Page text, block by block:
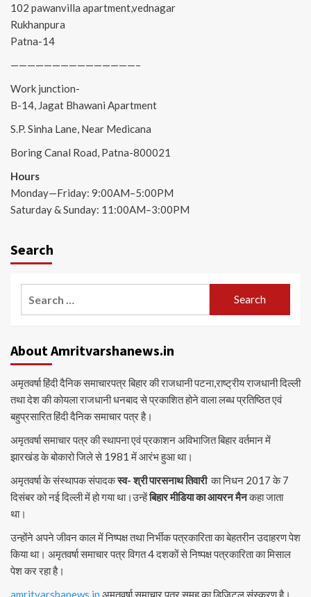
102 pawanvilla apartment,vednagar
Rukhanpura
Patna-14
———————————————–
Work junction-
B-14, Jagat Bhawani Apartment
S.P. Sinha Lane, Near Medicana
Boring Canal Road, Patna-800021
Hours
Monday—Friday: 9:00AM–5:00PM
Saturday & Sunday: 11:00AM–3:00PM
Search
About Amritvarshanews.in
अमृतवर्षा हिंदी दैनिक समाचारपत्र बिहार की राजधानी पटना,राष्ट्रीय राजधानी दिल्ली
तथा देश की कोयला राजधानी धनबाद से प्रकाशित होने वाला लब्ध प्रतिष्ठित एवं
बहुप्रसारित हिंदी दैनिक समाचार पत्र है।
अमृतवर्षा समाचार पत्र की स्थापना एवं प्रकाशन अविभाजित बिहार वर्तमान में
झारखंड के बोकारो जिले से 1981 में आरंभ हुआ था।
अमृतवर्षा के संस्थापक संपादकस्व- श्री पारसनाथ तिवारीका निधन 2017 के 7
दिसंबर को नई दिल्ली में हो गया था।उन्हेंबिहार मीडिया का आयरन मैनकहा जाता
था।
उन्होंने अपने जीवन काल में निष्पक्ष तथा निर्भीक पत्रकारिता का बेहतरीन उदाहरण पेश
किया था। अमृतवर्षा समाचार पत्र विगत 4 दशकों से निष्पक्ष पत्रकारिता का मिसाल
पेश कर रहा है।
amritvarshanews.in अमृतवर्षा समाचार पत्र समूह का डिजिटल संस्करण है।